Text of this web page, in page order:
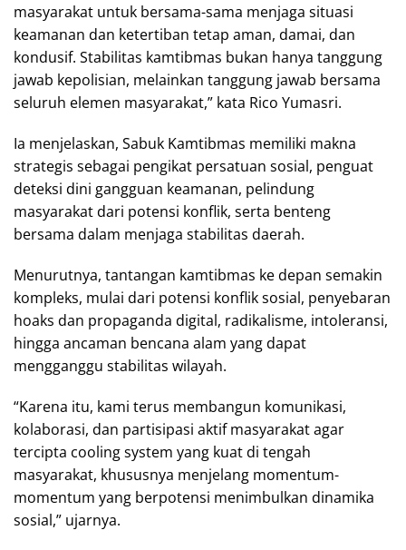
masyarakat untuk bersama-sama menjaga situasi
keamanan dan ketertiban tetap aman, damai, dan
kondusif. Stabilitas kamtibmas bukan hanya tanggung
jawab kepolisian, melainkan tanggung jawab bersama
seluruh elemen masyarakat,” kata Rico Yumasri.
Ia menjelaskan, Sabuk Kamtibmas memiliki makna
strategis sebagai pengikat persatuan sosial, penguat
deteksi dini gangguan keamanan, pelindung
masyarakat dari potensi konflik, serta benteng
bersama dalam menjaga stabilitas daerah.
Menurutnya, tantangan kamtibmas ke depan semakin
kompleks, mulai dari potensi konflik sosial, penyebaran
hoaks dan propaganda digital, radikalisme, intoleransi,
hingga ancaman bencana alam yang dapat
mengganggu stabilitas wilayah.
“Karena itu, kami terus membangun komunikasi,
kolaborasi, dan partisipasi aktif masyarakat agar
tercipta cooling system yang kuat di tengah
masyarakat, khususnya menjelang momentum-
momentum yang berpotensi menimbulkan dinamika
sosial,” ujarnya.